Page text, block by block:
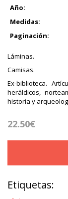
Año:
Medidas:
Paginación:
Láminas.
Camisas.
Ex-biblioteca.
heráldicos,
historia y
22.50€
Etiquetas: